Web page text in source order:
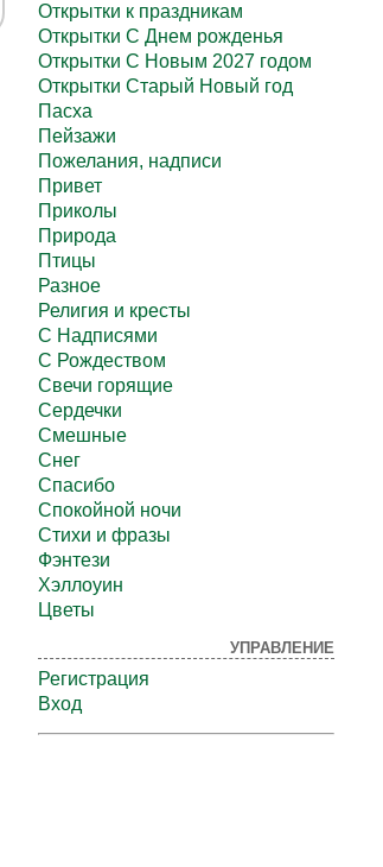
Открытки к праздникам
Открытки С Днем рожденья
Открытки С Новым 2027 годом
Открытки Старый Новый год
Пасха
Пейзажи
Пожелания, надписи
Привет
Приколы
Природа
Птицы
Разное
Религия и кресты
С Надписями
С Рождеством
Свечи горящие
Сердечки
Смешные
Снег
Спасибо
Спокойной ночи
Стихи и фразы
Фэнтези
Хэллоуин
Цветы
УПРАВЛЕНИЕ
Регистрация
Вход